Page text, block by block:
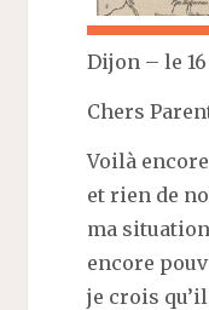
Dijon – le
Chers
Voilà
et rien de
ma
encore
je crois